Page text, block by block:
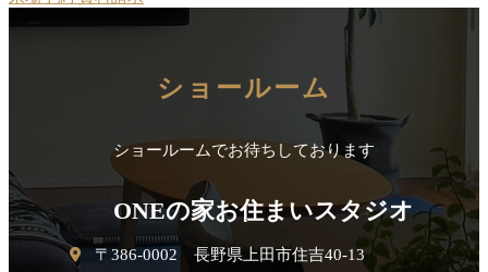
ショールーム
ショールームでお待ちしております
ONEの家お住まいスタジオ
〒386-0002 長野県上田市住吉40-13